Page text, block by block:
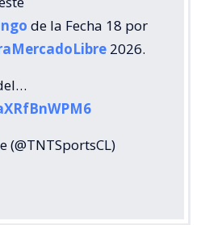
de la Fecha 18 por
2026.
(@TNTSportsCL)